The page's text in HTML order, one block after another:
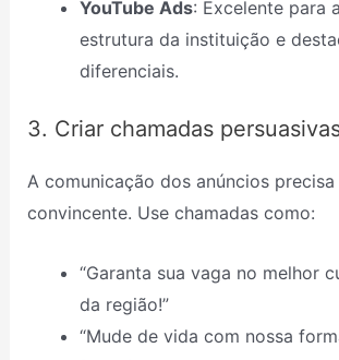
YouTube Ads: Excelente para
estrutura da instituição e
diferenciais.
3. Criar chamadas
A comunicação dos anúncios
convincente. Use chamadas como:
“Garanta sua vaga no melhor
da região!”
“Mude de vida com nossa